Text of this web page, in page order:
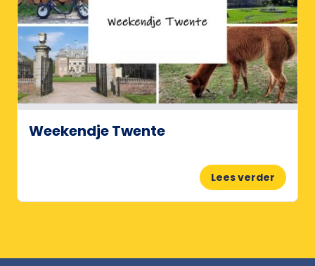
Weekendje Twente
Lees verder